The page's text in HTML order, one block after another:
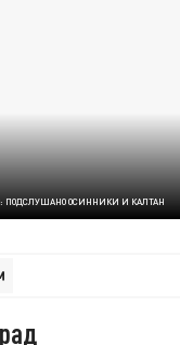
ПОДСЛУШАНО ОСИННИКИ И КАЛТАН